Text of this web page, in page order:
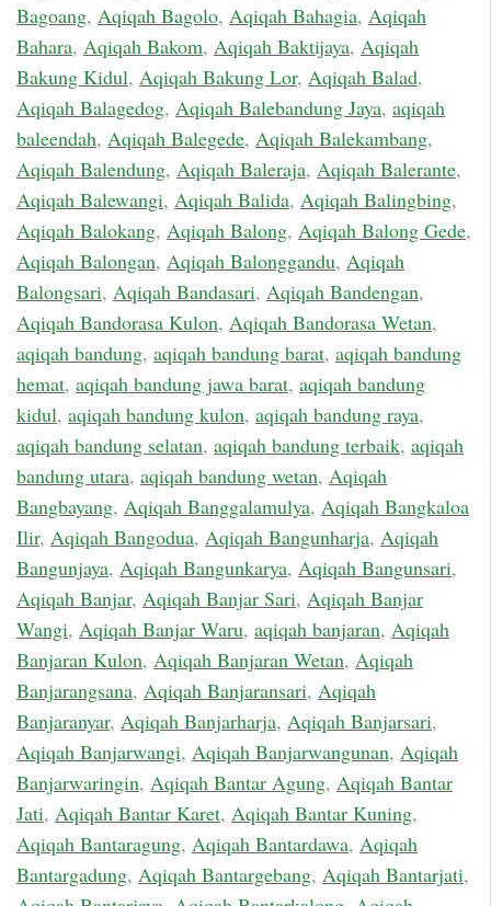
Bagoang, Aqiqah Bagolo, Aqiqah Bahagia, Aqiqah
Bahara, Aqiqah Bakom, Aqiqah Baktijaya, Aqiqah
Bakung Kidul, Aqiqah Bakung Lor, Aqiqah Balad,
Aqiqah Balagedog, Aqiqah Balebandung Jaya, aqiqah
baleendah, Aqiqah Balegede, Aqiqah Balekambang,
Aqiqah Balendung, Aqiqah Baleraja, Aqiqah Balerante,
Aqiqah Balewangi, Aqiqah Balida, Aqiqah Balingbing,
Aqiqah Balokang, Aqiqah Balong, Aqiqah Balong Gede,
Aqiqah Balongan, Aqiqah Balonggandu, Aqiqah
Balongsari, Aqiqah Bandasari, Aqiqah Bandengan,
Aqiqah Bandorasa Kulon, Aqiqah Bandorasa Wetan,
aqiqah bandung, aqiqah bandung barat, aqiqah bandung
hemat, aqiqah bandung jawa barat, aqiqah bandung
kidul, aqiqah bandung kulon, aqiqah bandung raya,
aqiqah bandung selatan, aqiqah bandung terbaik, aqiqah
bandung utara, aqiqah bandung wetan, Aqiqah
Bangbayang, Aqiqah Banggalamulya, Aqiqah Bangkaloa
Ilir, Aqiqah Bangodua, Aqiqah Bangunharja, Aqiqah
Bangunjaya, Aqiqah Bangunkarya, Aqiqah Bangunsari,
Aqiqah Banjar, Aqiqah Banjar Sari, Aqiqah Banjar
Wangi, Aqiqah Banjar Waru, aqiqah banjaran, Aqiqah
Banjaran Kulon, Aqiqah Banjaran Wetan, Aqiqah
Banjarangsana, Aqiqah Banjaransari, Aqiqah
Banjaranyar, Aqiqah Banjarharja, Aqiqah Banjarsari,
Aqiqah Banjarwangi, Aqiqah Banjarwangunan, Aqiqah
Banjarwaringin, Aqiqah Bantar Agung, Aqiqah Bantar
Jati, Aqiqah Bantar Karet, Aqiqah Bantar Kuning,
Aqiqah Bantaragung, Aqiqah Bantardawa, Aqiqah
Bantargadung, Aqiqah Bantargebang, Aqiqah Bantarjati,